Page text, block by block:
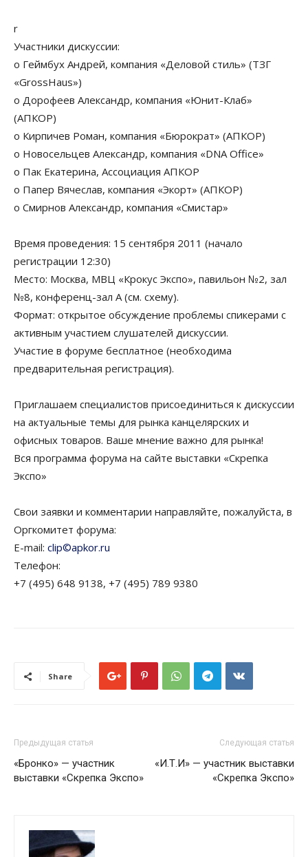
r
Участники дискуссии:
o Геймбух Андрей, компания «Деловой стиль» (ТЗГ
«GrossHaus»)
o Дорофеев Александр, компания «Юнит-Клаб»
(АПКОР)
o Кирпичев Роман, компания «Бюрократ» (АПКОР)
o Новосельцев Александр, компания «DNA Office»
o Пак Екатерина, Ассоциация АПКОР
o Папер Вячеслав, компания «Экорт» (АПКОР)
o Смирнов Александр, компания «Смистар»
Время проведения: 15 сентября 2011 (начало
регистрации 12:30)
Место: Москва, МВЦ «Крокус Экспо», павильон №2, зал
№8, конференц-зал А (см. схему).
Формат: открытое обсуждение проблемы спикерами с
активным участием слушателей дискуссии.
Участие в форуме бесплатное (необходима
предварительная регистрация).
Приглашаем специалистов присоединиться к дискуссии
на актуальные темы для рынка канцелярских и
офисных товаров. Ваше мнение важно для рынка!
Вся программа форума на сайте выставки «Скрепка
Экспо»
Свои заявки и комментарии направляйте, пожалуйста, в
Оргкомитет форума:
E-mail: clip©apkor.ru
Телефон:
+7 (495) 648 9138, +7 (495) 789 9380
Share
Предыдущая статья
«Бронко» — участник
выставки «Скрепка Экспо»
Следующая статья
«И.Т.И» — участник выставки
«Скрепка Экспо»